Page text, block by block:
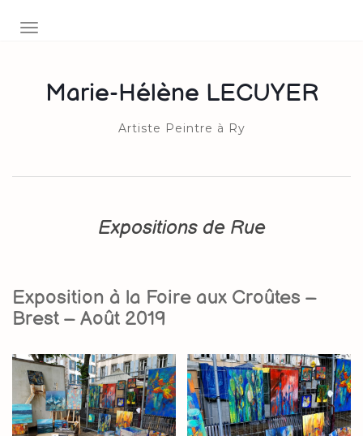
AFFICHER/MASQUER LA NAVIGATION
Marie-Hélène LECUYER
Artiste Peintre à Ry
Expositions de Rue
Exposition à la Foire aux Croûtes –
Brest – Août 2019